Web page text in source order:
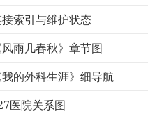
索引与维护状态
风雨几春秋》章节图
我的外科生涯》细导航
医院关系图